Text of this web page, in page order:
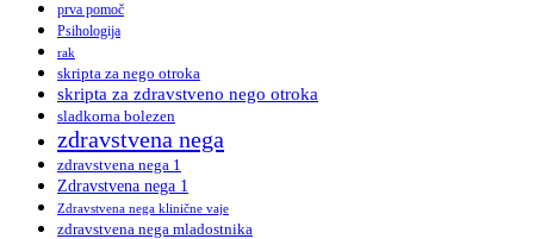
prva pomoč
Psihologija
rak
skripta za nego otroka
skripta za zdravstveno nego otroka
sladkorna bolezen
zdravstvena nega
zdravstvena nega 1
Zdravstvena nega 1
Zdravstvena nega klinične vaje
zdravstvena nega mladostnika